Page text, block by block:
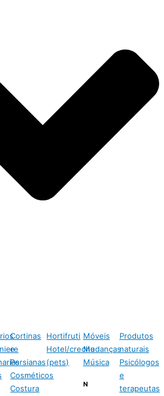
Cortinas
e
Persianas
Cosméticos
Costura
Hortifruti
Hotel/creche
(pets)
Móveis
Mudanças
Música
N
Produtos
naturais
Psicólogos
e
terapeutas